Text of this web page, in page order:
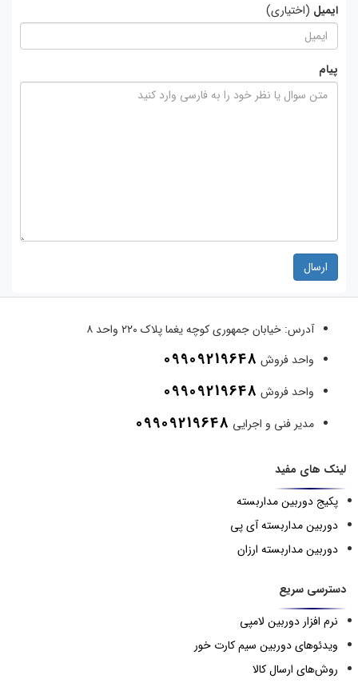
ایمیل (اختیاری)
پیام
ارسال
آدرس: خیابان جمهوری کوچه یغما پلاک ۲۲۰ واحد ۸
واحد فروش 09909219648
واحد فروش 09909219648
مدیر فنی و اجرایی 09909219648
لینک های مفید
پکیج دوربین مداربسته
دوربین مداربسته آی پی
دوربین مداربسته ارزان
دسترسی سریع
نرم افزار دوربین لامپی
ویدئوهای دوربین سیم کارت خور
روش‌های ارسال کالا